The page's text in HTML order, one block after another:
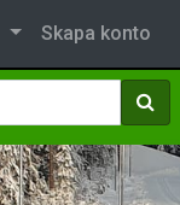
Skapa konto
Sök